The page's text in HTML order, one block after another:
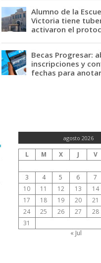
Alumno de la
Victoria tiene
activaron el
Becas Progresar:
inscripciones y
fechas para
agosto 2026
L M X J V
3
4 5 6 7
10
11 12 13 14
17
18 19 20 21
24
25 26 27 28
31
« Jul